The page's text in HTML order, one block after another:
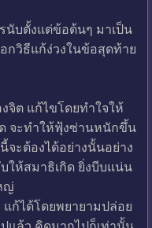
นับตั้งแต่ข้อต้นๆ มาเป็น
กวิธีแก้ง่วงในข้อสุดท้าย
ต แก้ไขโดยทำใจให้
จะทำให้ฟุ้งซ่านหนักขึ้น
ะต้องได้อย่างนั้นอย่าง
ให้สมาธิเกิด ยิ่งบีบแน่น
ญ่
ก้ได้โดยพยายามปล่อย